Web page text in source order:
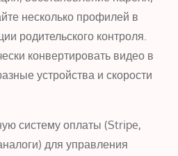
несколько профилей в
родительского контроля.
конвертировать видео в
устройства и скорости
систему оплаты (Stripe,
для управления